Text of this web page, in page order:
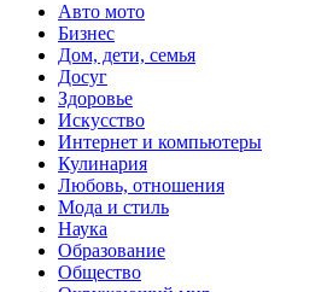
Авто мото
Бизнес
Дом, дети, семья
Досуг
Здоровье
Искусство
Интернет и компьютеры
Кулинария
Любовь, отношения
Мода и стиль
Наука
Образование
Общество